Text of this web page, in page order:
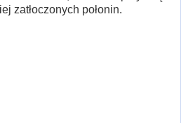
zatłoczonych połonin.